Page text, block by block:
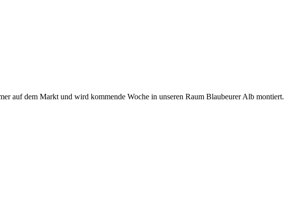
auf dem Markt und wird kommende Woche in unseren Raum Blaubeurer Alb montiert.